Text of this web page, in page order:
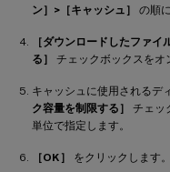
ン］>［キャッシュ］
の順
［ダウンロードしたファ
る］
チェックボックスをオ
キャッシュに使用されるデ
ク容量を制限する］
チェッ
単位で指定します。
［OK］ をクリックします。